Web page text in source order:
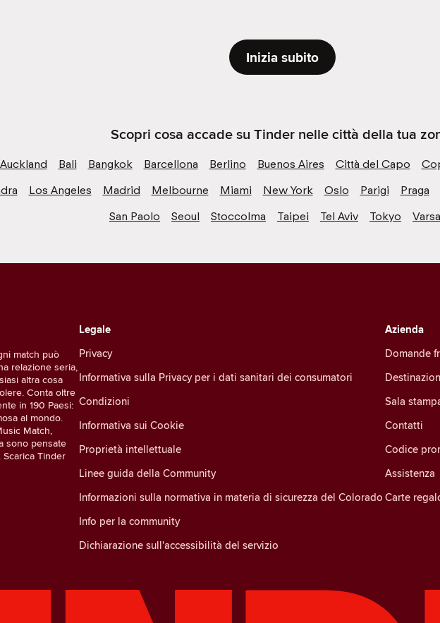
Inizia subito
Scopri cosa accade su Tinder nelle città della tua
Auckland Bali Bangkok Barcellona Berlino Buenos Aires Città del Capo
Los Angeles Madrid Melbourne Miami New York Oslo Parigi Praga
San Paolo
Seoul Stoccolma Taipei Tel Aviv Tokyo
match può
relazione seria,
altra cosa
Conta oltre
in 190 Paesi:
al mondo.
Match,
sono pensate
Tinder
Legale
Privacy
Informativa sulla Privacy per i dati sanitari dei consumatori
Condizioni
Informativa sui Cookie
Proprietà intellettuale
Linee guida della Community
Informazioni sulla normativa in materia di sicurezza del Colorado
Info per la community
Dichiarazione sull'accessibilità del servizio
Azienda
Domande
Sala
Contatti
Codice
Assistenza
Carte